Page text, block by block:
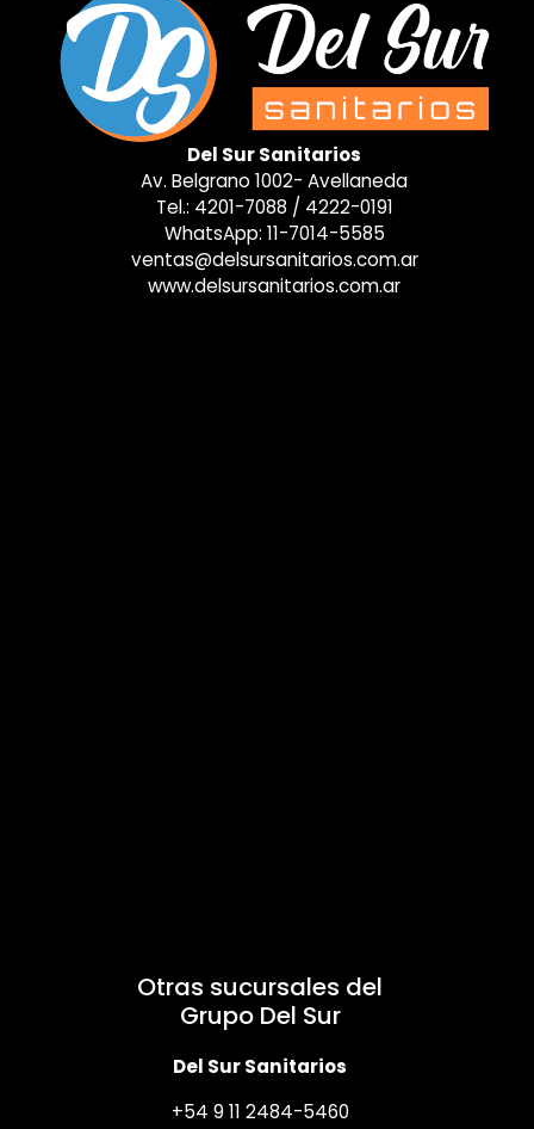
Del Sur Sanitarios
Av. Belgrano 1002- Avellaneda
Tel.: 4201-7088 / 4222-0191
WhatsApp: 11-7014-5585
ventas@delsursanitarios.com.ar
www.delsursanitarios.com.ar
Otras sucursales del
Grupo Del Sur
Del Sur Sanitarios
+54 9 11 2484-5460